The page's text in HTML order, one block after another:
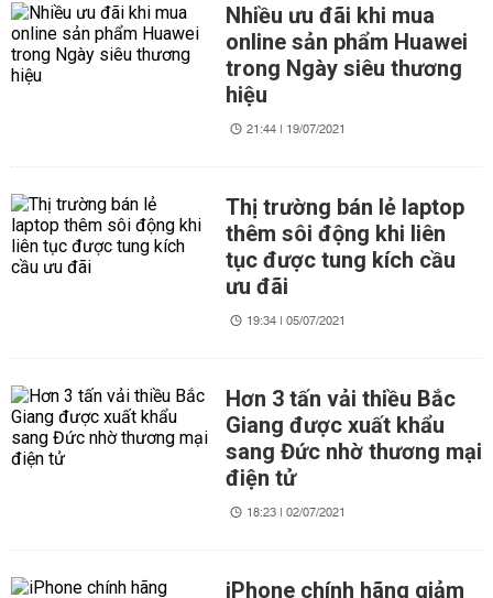
Nhiều ưu đãi khi mua
online sản phẩm Huawei
trong Ngày siêu thương
hiệu
21:44 | 19/07/2021
Thị trường bán lẻ laptop
thêm sôi động khi liên
tục được tung kích cầu
ưu đãi
19:34 | 05/07/2021
Hơn 3 tấn vải thiều Bắc
Giang được xuất khẩu
sang Đức nhờ thương mại
điện tử
18:23 | 02/07/2021
iPhone chính hãng giảm